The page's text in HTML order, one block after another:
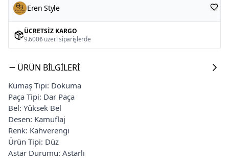
Eren Style
ÜCRETSIZ KARGO
9.600₺ üzeri siparişlerde
ÜRÜN BILGILERI
Kumaş Tipi: Dokuma
Paça Tipi: Dar Paça
Bel: Yüksek Bel
Desen: Kamuflaj
Renk: Kahverengi
Ürün Tipi: Düz
Astar Durumu: Astarlı